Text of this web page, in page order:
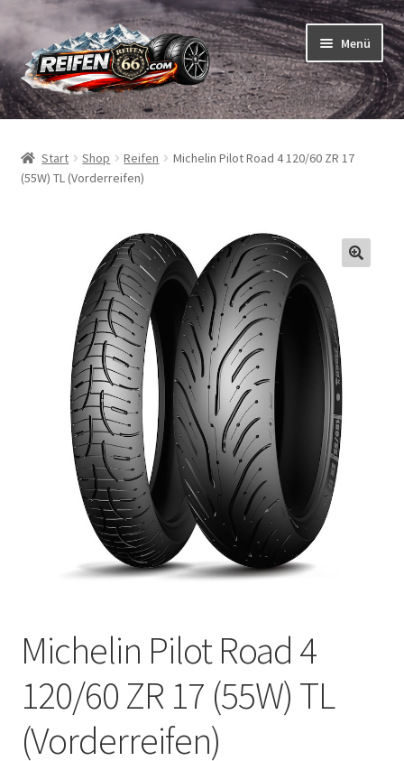
Zur
Navigation
springen
Zum
Inhalt
springen
Menü
Reifen
Schläuche
Reifentests
Kontakt
Start Shop Reifen
Michelin Pilot Road 4 120/60 ZR 17
(55W) TL (Vorderreifen)
Michelin Pilot Road 4
120/60 ZR 17 (55W) TL
(Vorderreifen)